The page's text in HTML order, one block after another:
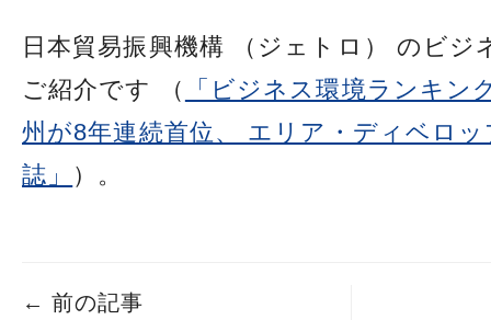
日本貿易振興機構 （ジェトロ） のビジ
ご紹介です （
「ビジネス環境ランキン
州が8年連続首位、 エリア・ディベロ
誌」
）。
← 前の記事